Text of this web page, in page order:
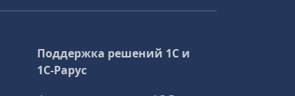
Поддержка решений 1С и
1С‑Рарус